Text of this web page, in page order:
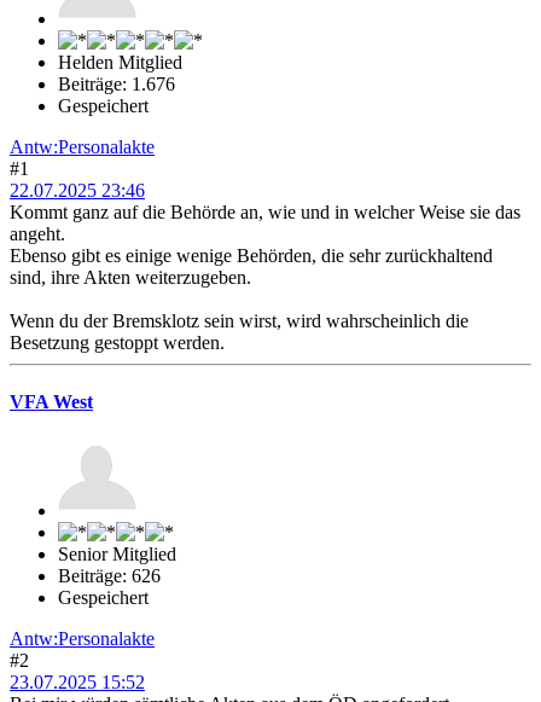
Helden Mitglied
Beiträge: 1.676
Gespeichert
Antw:Personalakte
#1
22.07.2025 23:46
Kommt ganz auf die Behörde an, wie und in welcher Weise sie das
angeht.
Ebenso gibt es einige wenige Behörden, die sehr zurückhaltend
sind, ihre Akten weiterzugeben.
Wenn du der Bremsklotz sein wirst, wird wahrscheinlich die
Besetzung gestoppt werden.
VFA West
Senior Mitglied
Beiträge: 626
Gespeichert
Antw:Personalakte
#2
23.07.2025 15:52